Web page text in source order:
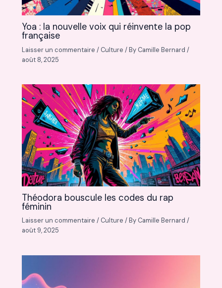
Yoa : la nouvelle voix qui réinvente la pop
française
Laisser un commentaire / Culture / By Camille Bernard/
août 8, 2025
Théodora bouscule les codes du rap
féminin
Laisser un commentaire / Culture / By Camille Bernard/
août 9, 2025